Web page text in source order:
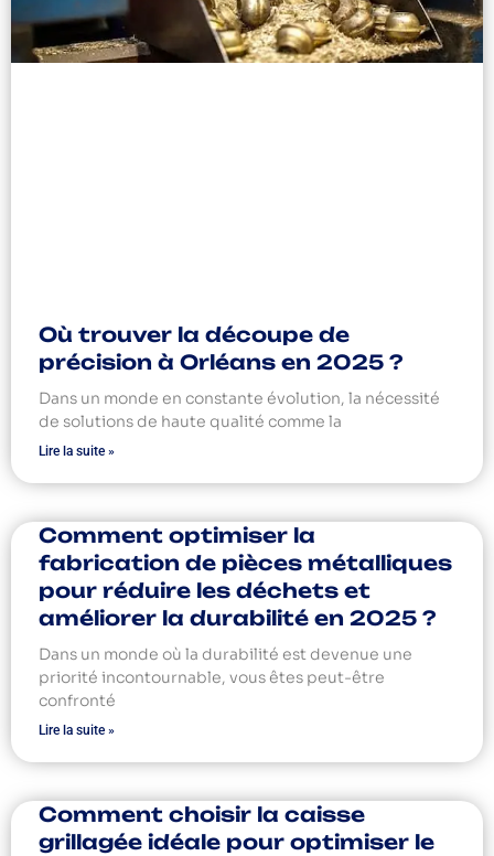
Où trouver la découpe de
précision à Orléans en 2025 ?
Dans un monde en constante évolution, la nécessité
de solutions de haute qualité comme la
Lire la suite »
Comment optimiser la
fabrication de pièces métalliques
pour réduire les déchets et
améliorer la durabilité en 2025 ?
Dans un monde où la durabilité est devenue une
priorité incontournable, vous êtes peut-être
confronté
Lire la suite »
Comment choisir la caisse
grillagée idéale pour optimiser le